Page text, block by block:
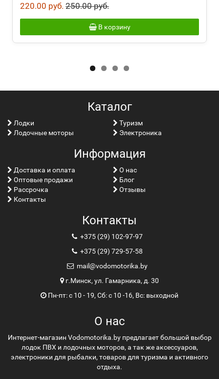
220.00 руб. 250.00 руб.
В корзину
Каталог
Лoдки
Лодочные моторы
Туризм
Электроника
Информация
Доставка и оплата
Оптовые продажи
Рассрочка
Контакты
О нас
Блог
Отзывы
Контакты
+375 (29) 102-97-97
+375 (29) 729-57-58
mail@vodomotorika.by
г.Минск, ул. Гамарника, д. 30
Пн-пт: с 10 - 19, Сб: с 10 -16, Вс: выходной
О нас
Интернет-магазин Vodomotorika.by предлагает большой выбор
лодок ПВХ и лодочных моторов, а так же аксессуаров,
электроники для рыбалки, товаров для туризма и активного
отдыха.